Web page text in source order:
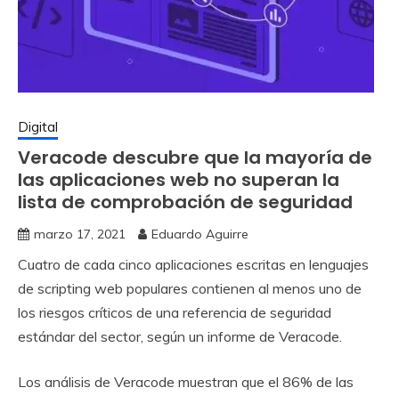
Digital
Veracode descubre que la mayoría de
las aplicaciones web no superan la
lista de comprobación de seguridad
marzo 17, 2021 Eduardo Aguirre
Cuatro de cada cinco aplicaciones escritas en lenguajes
de scripting web populares contienen al menos uno de
los riesgos críticos de una referencia de seguridad
estándar del sector, según un informe de Veracode.
Los análisis de Veracode muestran que el 86% de las